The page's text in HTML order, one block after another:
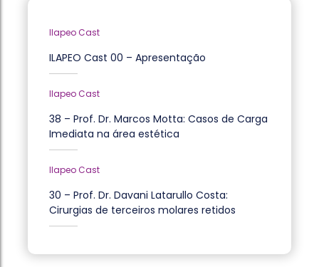
Ilapeo Cast
ILAPEO Cast 00 – Apresentação
Ilapeo Cast
38 – Prof. Dr. Marcos Motta: Casos de Carga
Imediata na área estética
Ilapeo Cast
30 – Prof. Dr. Davani Latarullo Costa:
Cirurgias de terceiros molares retidos